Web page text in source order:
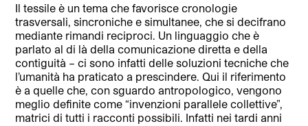
Il tessile è un tema che favorisce cronologie
trasversali, sincroniche e simultanee, che si decifrano
mediante rimandi reciproci. Un linguaggio che è
parlato al di là della comunicazione diretta e della
contiguità – ci sono infatti delle soluzioni tecniche che
l’umanità ha praticato a prescindere. Qui il riferimento
è a quelle che, con sguardo antropologico, vengono
meglio definite come “invenzioni parallele collettive”,
matrici di tutti i racconti possibili. Infatti nei tardi anni